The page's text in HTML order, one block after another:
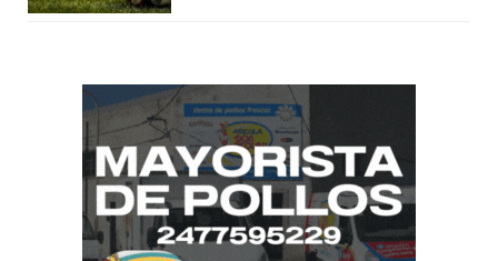
DEPORTIVOS
MEJORES
PRECIOS
PROTEIN